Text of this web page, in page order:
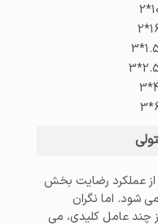
از عملکرد رضایت بخش
شود. اما نگران
چند عامل کلیدی، می